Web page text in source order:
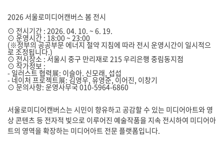
2026 서울로미디어캔버스 봄 전시
⊙ 전시기간 : 2026. 04. 10. ~ 6. 19.
⊙ 운영시간 : 18:00 ~ 23:00
(※정부의 공공부문 에너지 절약 지침에 따라 전시 운영시간이 일시적으
로 조정됩니다.)
⊙ 전시장소 : 서울시 중구 만리재로 215 우리은행 중림동지점
⊙ 작가정보 :
- 일러스트 협력展: 이슬아. 신모래, 섭섭
- 네이처 프로젝트展:김영우, 유영준, 이어진, 이창기
⊙ 문의사항: 운영사무국 010-5964-6860
서울로미디어캔버스는 시민이 향유하고 공감할 수 있는 미디어아트와 영
상 콘텐츠 등 전자적 빛으로 이루어진 예술작품을 지속 전시하여 미디어아
트의 영역을 확장하는 미디어아트 전문 플랫폼입니다.